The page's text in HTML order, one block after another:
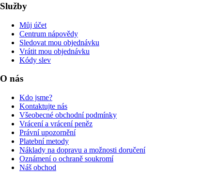
Služby
Můj účet
Centrum nápovědy
Sledovat mou objednávku
Vrátit mou objednávku
Kódy slev
O nás
Kdo jsme?
Kontaktujte nás
Všeobecné obchodní podmínky
Vrácení a vrácení peněz
Právní upozornění
Platební metody
Náklady na dopravu a možnosti doručení
Oznámení o ochraně soukromí
Náš obchod